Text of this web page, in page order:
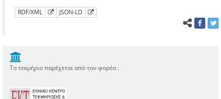
RDF/XML JSON-LD
Το τεκμήριο παρέχεται από τον φορέα :